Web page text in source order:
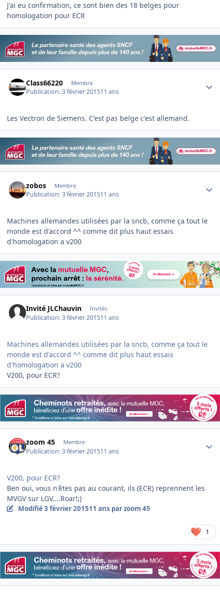
J'ai eu confirmation, ce sont bien des 18 belges pour
homologation pour ECR
Class66220 Membre
Publication:3 février 201511 ans
Les Vectron de Siemens. C'est pas belge c'est allemand.
zobos Membre
Publication:3 février 201511 ans
Machines allemandes utilisées par la sncb, comme ça tout le
monde est d'accord ^^ comme dit plus haut essais
d'homologation a v200
Invité JLChauvin Invités
Publication:3 février 201511 ans
Machines allemandes utilisées par la sncb, comme ça tout le
monde est d'accord ^^ comme dit plus haut essais
d'homologation a v200
V200, pour ECR?
zoom 45 Membre
Publication:3 février 201511 ans
V200, pour ECR?
Ben oui, vous n'êtes pas au courant, ils (ECR) reprennent les
MVGV sur LGV....Roar!;)
Modifié3 février 201511 ans par zoom 45
1